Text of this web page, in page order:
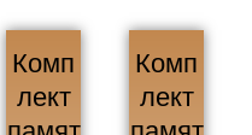
Комп
лект
Комп
лект